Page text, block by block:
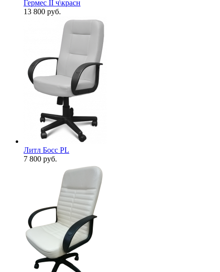
Гермес II ч\красн
13 800 руб.
Литл Босс PL
7 800 руб.